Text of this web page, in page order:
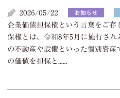
2026/05/22 お知らせ
企業価値担保権という言葉をご存
保権とは、令和8年5月に施行さ
の不動産や設備といった個別資産
の価値を担保と......